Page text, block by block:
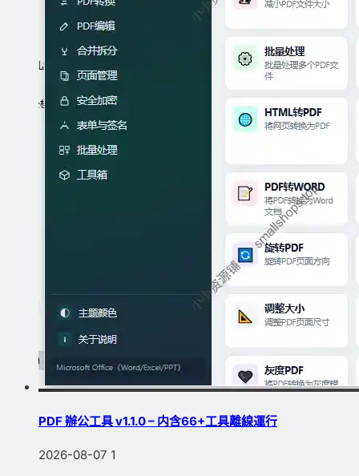
PDF 辦公工具 v1.1.0 – 内含66+工具離線運行
2026-08-07 1